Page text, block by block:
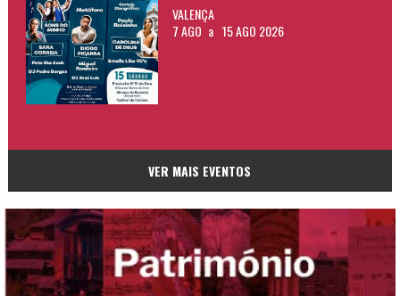
VALENÇA
7 AGO a 15 AGO 2026
VER MAIS EVENTOS